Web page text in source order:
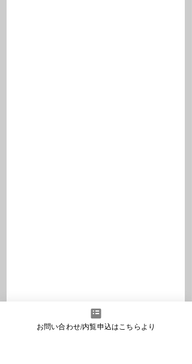
お問い合わせ/内覧申込はこちらより